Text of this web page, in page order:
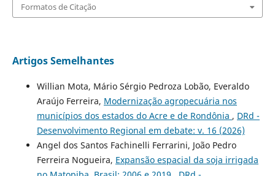
Formatos de Citação
Artigos Semelhantes
Willian Mota, Mário Sérgio Pedroza Lobão, Everaldo
Araújo Ferreira, Modernização agropecuária nos
municípios dos estados do Acre e de Rondônia , DRd -
Desenvolvimento Regional em debate: v. 16 (2026)
Angel dos Santos Fachinelli Ferrarini, João Pedro
Ferreira Nogueira, Expansão espacial da soja irrigada